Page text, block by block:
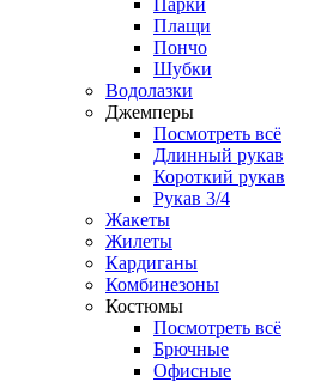
Плащи
Пончо
Шубки
Водолазки
Джемперы
Посмотреть всё
Длинный рукав
Короткий рукав
Рукав 3/4
Жакеты
Жилеты
Кардиганы
Комбинезоны
Костюмы
Посмотреть всё
Брючные
Офисные